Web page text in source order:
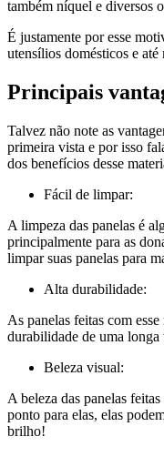
também níquel e diversos
É justamente por esse
utensílios domésticos e
Principais
Talvez não note as
primeira vista e por isso
dos benefícios desse
Fácil de limpar:
A limpeza das panelas é
principalmente para as
limpar suas panelas para
Alta durabilidade:
As panelas feitas com
durabilidade de uma
Beleza visual:
A beleza das panelas
ponto para elas, elas
brilho!